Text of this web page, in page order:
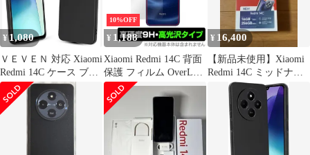
¥ 1,080
ＶＥＶＥＮ 対応 Xiaomi
Redmi 14C ケース ブラ
ック極薄 Redmi14C カ
バー 耐衝撃 全面保護
指紋防止 すり傷防止 持
ちやすい 滑り止め 保護
10%OFF
¥ 1,188
Xiaomi Redmi 14C 背面
保護 フィルム OverLay
9H Brilliant for シャオ
ミ レドミ 9H高硬度 透
明感 高光沢
¥ 16,400
【新品未使用】Xiaomi
Redmi 14C ミッドナイ
トブラック256GB